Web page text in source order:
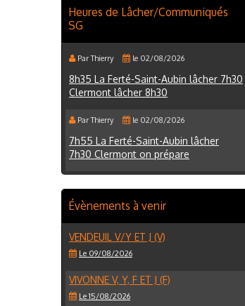
Heures de Lâcher/Communiqués
SG
Par Thierry le 02/08/2026
8h35 La Ferté-Saint-Aubin lâcher 7h30
Clermont lâcher 8h30
Par Thierry le 02/08/2026
7h55 La Ferté-Saint-Aubin lâcher
7h30 Clermont on prépare
Évènements à venir
VENDEUIL V/Y ET J (V)
Le 09/08/2026
VIVONNE V, Y, F ET J (F)
Le 15/08/2026